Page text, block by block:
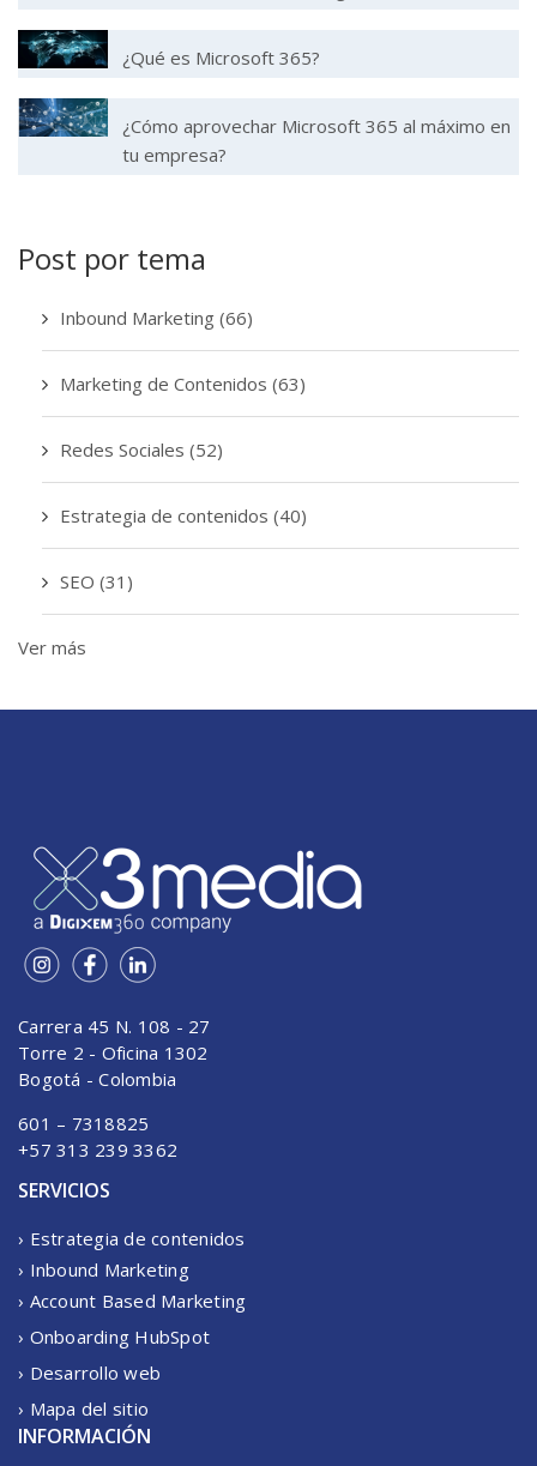
¿Qué es Microsoft 365?
¿Cómo aprovechar Microsoft 365 al máximo en
tu empresa?
Post por tema
Inbound Marketing (66)
Marketing de Contenidos (63)
Redes Sociales (52)
Estrategia de contenidos (40)
SEO (31)
Ver más
Carrera 45 N. 108 - 27
Torre 2 - Oficina 1302
Bogotá - Colombia
601 – 7318825
+57 313 239 3362
SERVICIOS
› Estrategia de contenidos
› Inbound Marketing
› Account Based Marketing
› Onboarding HubSpot
› Desarrollo web
› Mapa del sitio
INFORMACIÓN